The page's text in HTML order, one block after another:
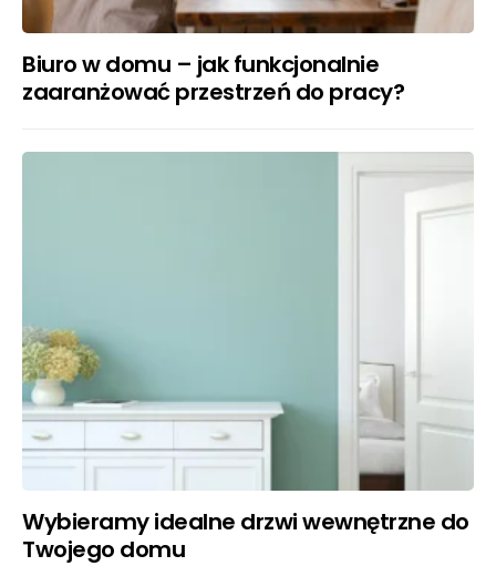
Biuro w domu – jak funkcjonalnie
zaaranżować przestrzeń do pracy?
Wybieramy idealne drzwi wewnętrzne do
Twojego domu